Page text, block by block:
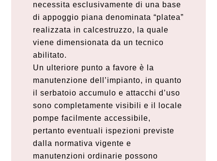
necessita esclusivamente di una base
di appoggio piana denominata “platea”
realizzata in calcestruzzo, la quale
viene dimensionata da un tecnico
abilitato.
Un ulteriore punto a favore è la
manutenzione dell’impianto, in quanto
il serbatoio accumulo e attacchi d’uso
sono completamente visibili e il locale
pompe facilmente accessibile,
pertanto eventuali ispezioni previste
dalla normativa vigente e
manutenzioni ordinarie possono